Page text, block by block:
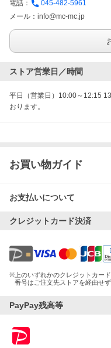
電話：
045-482-5961
メール： info@mc-mc.jp
ストア営業日／時間
平日（営業日）10:00～12:15
おります。
お買い物ガイド
お支払いについて
クレジットカード決済
※ 上のいずれかのクレジットカー
番号はご注文先ストアを経由せ
PayPay残高等